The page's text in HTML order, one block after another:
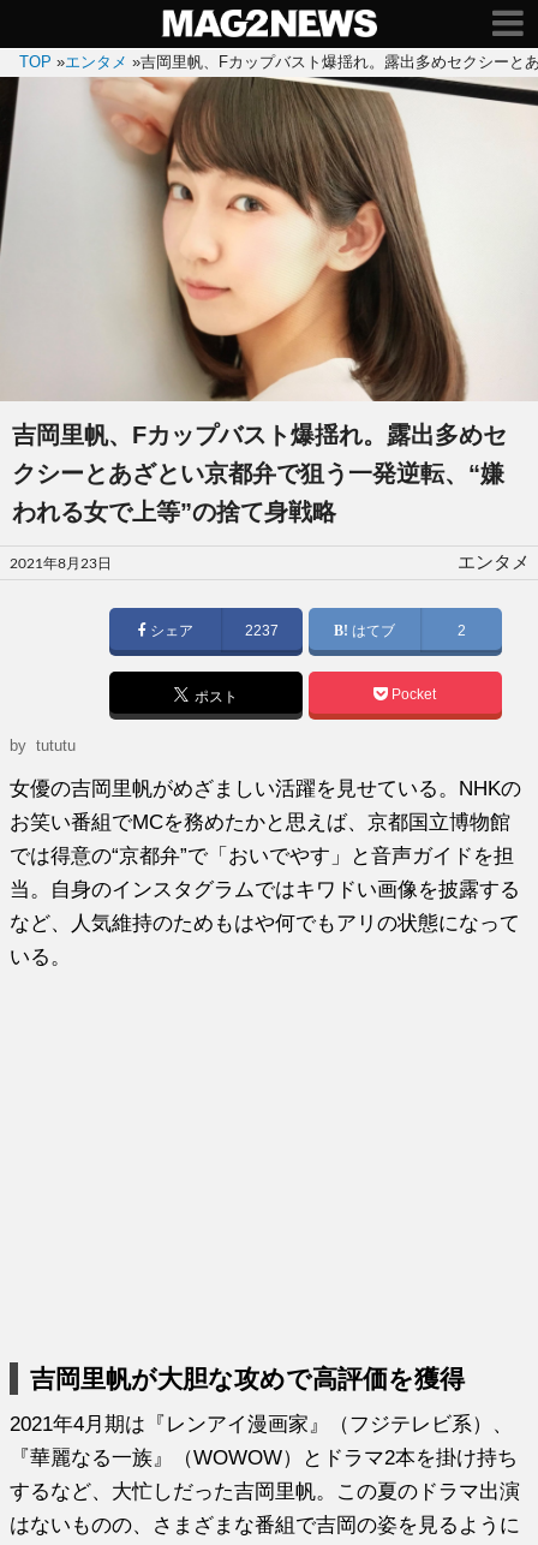
TOP »エンタメ »吉岡里帆、Fカップバスト爆揺れ。露出多めセクシーと
吉岡里帆、Fカップバスト爆揺れ。露出多めセ
クシーとあざとい京都弁で狙う一発逆転、“嫌
われる女で上等”の捨て身戦略
投
稿
2021年8月23日 エンタメ
シェア 2237 はてブ 2
ポスト Pocket
by tututu
女優の吉岡里帆がめざましい活躍を見せている。NHKの
お笑い番組でMCを務めたかと思えば、京都国立博物館
では得意の“京都弁”で「おいでやす」と音声ガイドを担
当。自身のインスタグラムではキワドい画像を披露する
など、人気維持のためもはや何でもアリの状態になって
いる。
吉岡里帆が大胆な攻めで高評価を獲得
2021年4月期は『レンアイ漫画家』（フジテレビ系）、
『華麗なる一族』（WOWOW）とドラマ2本を掛け持ち
するなど、大忙しだった吉岡里帆。この夏のドラマ出演
はないものの、さまざまな番組で吉岡の姿を見るように